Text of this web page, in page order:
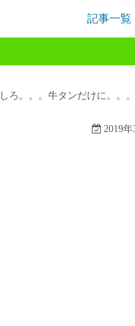
記事一覧
ろ。。。牛タンだけに。。。
2019